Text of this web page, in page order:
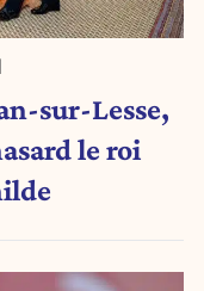
sur-Lesse,